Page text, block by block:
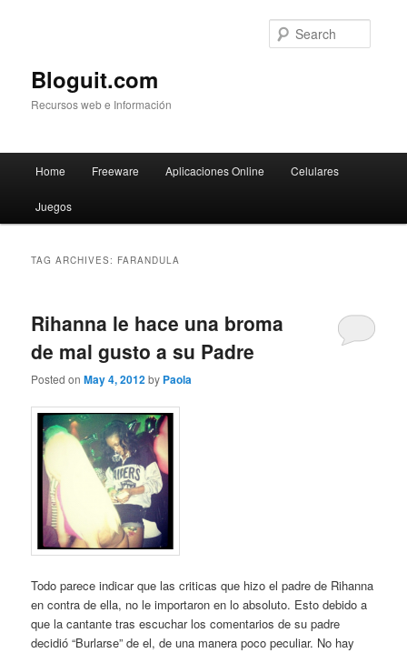
Bloguit.com
Recursos web e Información
Skip
to
Skip
to
Home Freeware Aplicaciones Online Celulares
Juegos
TAG ARCHIVES: FARANDULA
Rihanna le hace una broma
de mal gusto a su Padre
Posted onMay 4, 2012by Paola
Todo parece indicar que las criticas que hizo el padre de Rihanna
en contra de ella, no le importaron en lo absoluto. Esto debido a
que la cantante tras escuchar los comentarios de su padre
decidió “Burlarse” de el, de una manera poco peculiar. No hay